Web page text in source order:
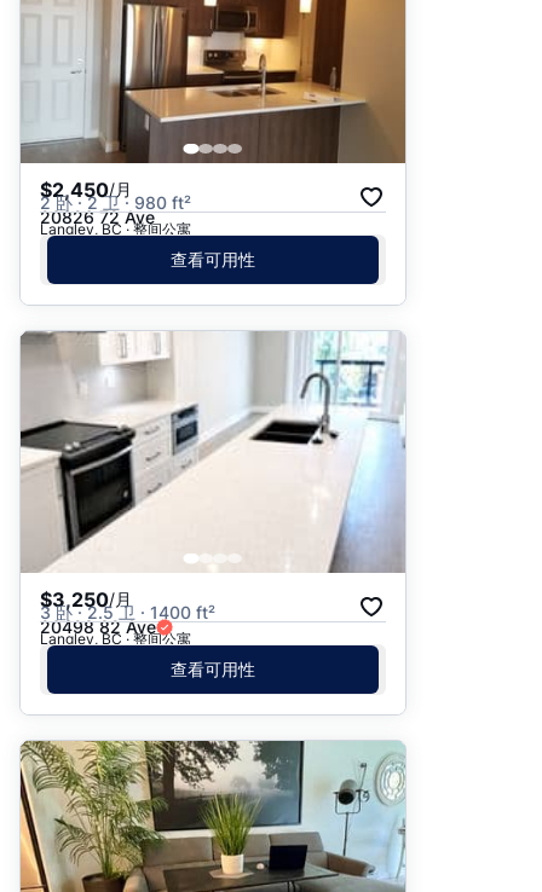
$2,450/月
2 卧 · 2 卫 · 980 ft²
20826 72 Ave
Langley, BC · 整间公寓
查看可用性
$3,250/月
3 卧 · 2.5 卫 · 1400 ft²
20498 82 Ave
Langley, BC · 整间公寓
查看可用性